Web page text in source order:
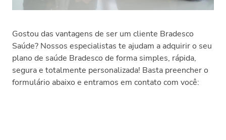
Gostou das vantagens de ser um cliente Bradesco
Saúde? Nossos especialistas te ajudam a adquirir o seu
plano de saúde Bradesco de forma simples, rápida,
segura e totalmente personalizada! Basta preencher o
formulário abaixo e entramos em contato com você: